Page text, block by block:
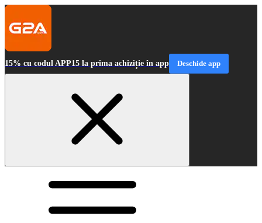
15% cu codul APP15 la prima achiziție în app Deschide app